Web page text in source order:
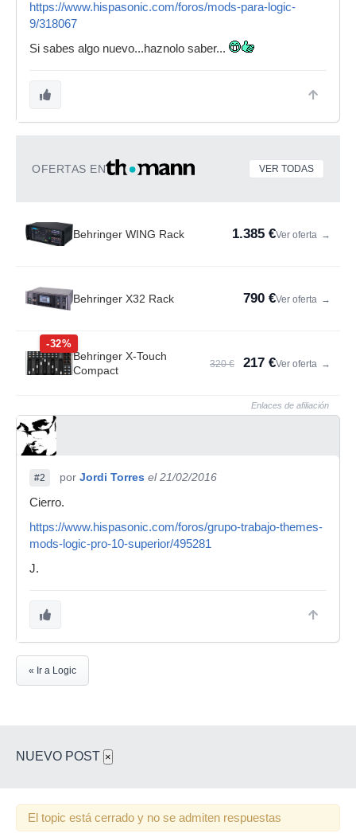
https://www.hispasonic.com/foros/mods-para-logic-
9/318067
Si sabes algo nuevo...haznolo saber...
OFERTAS EN VER TODAS
Behringer WING Rack 1.385 €Ver oferta →
Behringer X32 Rack 790 €Ver oferta →
-32%
Behringer X-Touch
Compact
320 € 217 €Ver oferta →
Enlaces de afiliación
#2 por Jordi Torres el 21/02/2016
Cierro.
https://www.hispasonic.com/foros/grupo-trabajo-themes-
mods-logic-pro-10-superior/495281
J.
« Ir a Logic
NUEVO POST ×
El topic está cerrado y no se admiten respuestas